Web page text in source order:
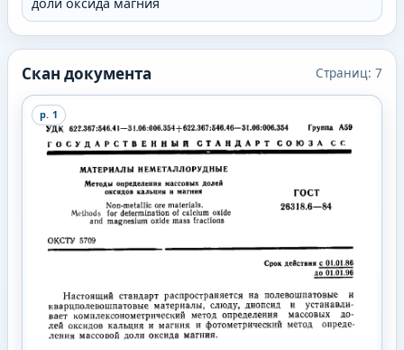
доли оксида магния
Скан документа Страниц:7
p. 1